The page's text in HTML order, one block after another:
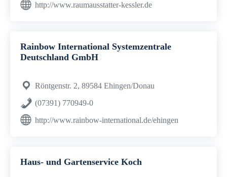
http://www.raumausstatter-kessler.de
Rainbow International Systemzentrale
Deutschland GmbH
Röntgenstr. 2, 89584 Ehingen/Donau
(07391) 770949-0
http://www.rainbow-international.de/ehingen
Haus- und Gartenservice Koch